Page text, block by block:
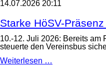
Artic
2026
14.07.2026 20:11
Starke HöSV-
10.-12. Juli 2026: Bereits am
steuerte den Vereinsbus
Weiterlesen …